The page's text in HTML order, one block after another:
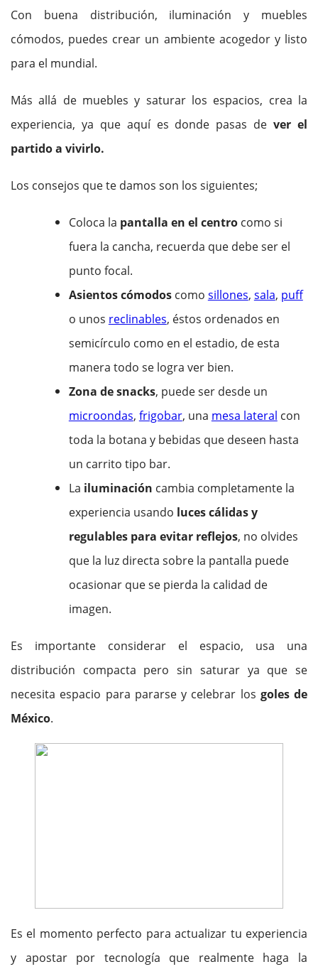
Con buena distribución, iluminación y muebles
cómodos, puedes crear un ambiente acogedor y listo
para el mundial.
Más allá de muebles y saturar los espacios, crea la
experiencia, ya que aquí es donde pasas dever el
partido a vivirlo.
Los consejos que te damos son los siguientes;
Coloca la pantalla en el centrocomo si
fuera la cancha, recuerda que debe ser el
punto focal.
Asientos cómodoscomo sillones, sala, puff
o unos reclinables, éstos ordenados en
semicírculo como en el estadio, de esta
manera todo se logra ver bien.
Zona de snacks, puede ser desde un
microondas, frigobar, una mesa lateral con
toda la botana y bebidas que deseen hasta
un carrito tipo bar.
La iluminación cambia completamente la
experiencia usando luces cálidas y
regulables para evitar reflejos, no olvides
que la luz directa sobre la pantalla puede
ocasionar que se pierda la calidad de
imagen.
Es importante considerar el espacio, usa una
distribución compacta pero sin saturar ya que se
necesita espacio para pararse y celebrar los goles de
México.
Es el momento perfecto para actualizar tu experiencia
y apostar por tecnología que realmente haga la